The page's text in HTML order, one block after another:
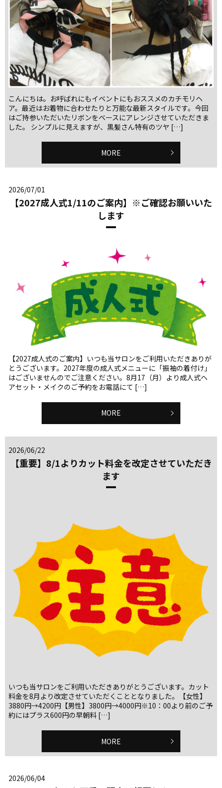
こんにちは。お呼ばれにもイベントにもおススメのカチモリヘ
ア。最近はお着物に合わせたりと万能な最新スタイルです。今回
はご持参いただいたリボンをベースにアレンジさせていただきま
した。 シンプルに見えますが、黒髪さん特有のツヤ […]
MORE
2026/07/01
【2027成人式1/11のご案内】※ご確認お願いいた
します
【2027成人式のご案内】いつも当サロンをご利用いただきありが
とうございます。2027年度の成人式メニューに「振袖の着付け」
はございませんのでご注意ください。8月17（月）より成人式ヘ
アセット・メイクのご予約をお電話にて […]
MORE
2026/06/22
【重要】8/1よりカット料金を改定させていただき
ます
いつも当サロンをご利用いただきありがとうございます。カット
料金を8月より改定させていただくこととなりました。【女性】
3880円→4200円【男性】3800円→4000円※10：00より前のご予
約にはプラス600円の早朝料 […]
MORE
2026/06/04